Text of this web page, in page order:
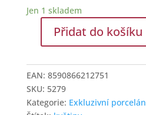
Jen 1 skladem
Leander
Hrnek
250
ml
Mary
Přidat do košíku
EAN: 8590866212751
SKU: 5279
Kategorie: Exkluzivní porcelán